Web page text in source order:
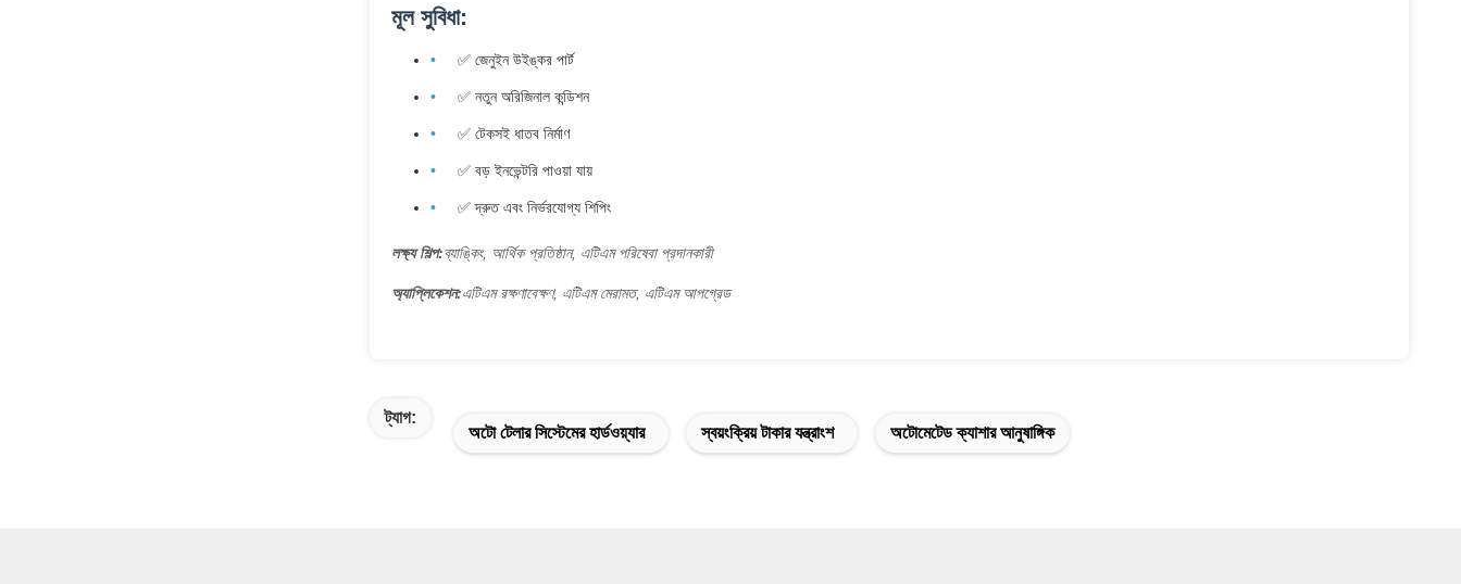
মূল সুবিধা:
✅ জেনুইন উইঙ্কর পার্ট
✅ নতুন অরিজিনাল কন্ডিশন
✅ টেকসই ধাতব নির্মাণ
✅ বড় ইনভেন্টরি পাওয়া যায়
✅ দ্রুত এবং নির্ভরযোগ্য শিপিং
লক্ষ্য শিল্প:ব্যাঙ্কিং, আর্থিক প্রতিষ্ঠান, এটিএম পরিষেবা প্রদানকারী
অ্যাপ্লিকেশন:এটিএম রক্ষণাবেক্ষণ, এটিএম মেরামত, এটিএম আপগ্রেড
ট্যাগ:
অটো টেলার সিস্টেমের হার্ডওয়্যার
স্বয়ংক্রিয় টাকার যন্ত্রাংশ অটোমেটেড ক্যাশার আনুষাঙ্গিক